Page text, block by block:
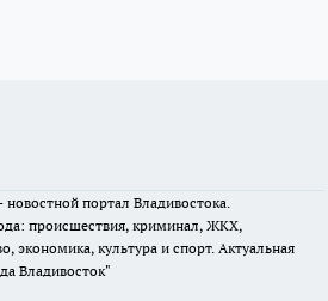
портал Владивостока.
происшествия, криминал, ЖКХ,
экономика, культура и спорт. Актуальная
Владивосток"